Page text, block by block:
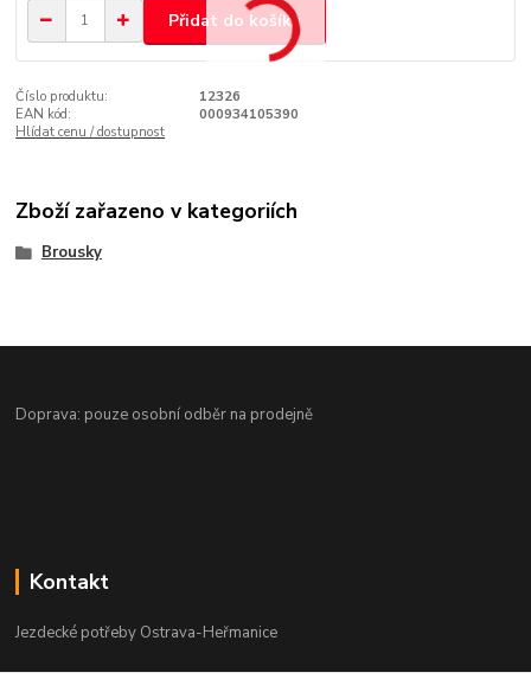
Přidat do košíku
Číslo produktu:
12326
EAN kód:
000934105390
Hlídat cenu / dostupnost
Zboží zařazeno v kategoriích
Brousky
Doprava: pouze osobní odběr na prodejně
Kontakt
Jezdecké potřeby Ostrava-Heřmanice